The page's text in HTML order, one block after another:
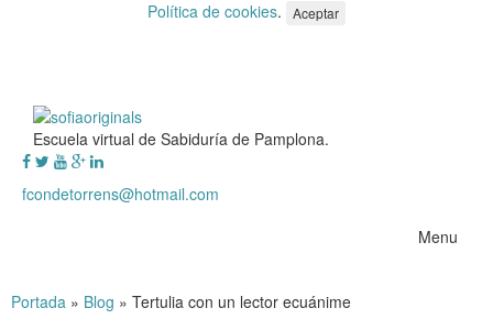
Política de cookies. Aceptar
Escuela virtual de Sabiduría de Pamplona.
fcondetorrens@hotmail.com
Menu
Portada » Blog » Tertulia con un lector ecuánime